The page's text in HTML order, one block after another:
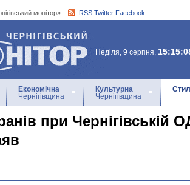
монітор»: RSS Twitter Facebook
монітор»
Неділя, 9 серпня,
Економічна
Чернігівщина
Культурна
Чернігівщина
при Чернігівській